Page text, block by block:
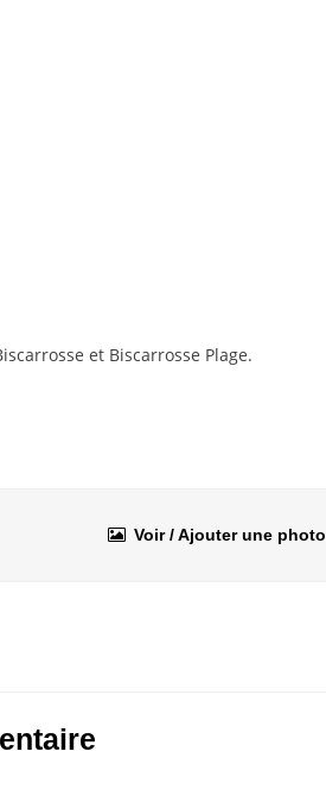
et Biscarrosse Plage.
Voir / Ajouter une photo